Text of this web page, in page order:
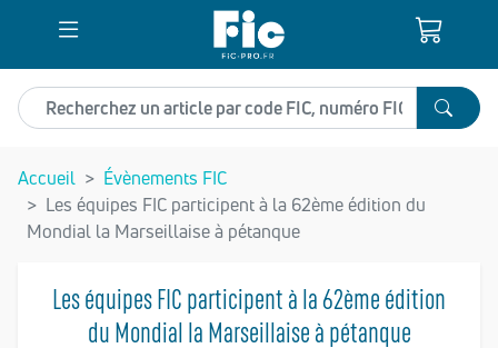
Recherchez un article
Accueil
Évènements FIC
Les équipes FIC participent à la 62ème édition du
Mondial la Marseillaise à pétanque
Les équipes FIC participent à la 62ème édition
du Mondial la Marseillaise à pétanque